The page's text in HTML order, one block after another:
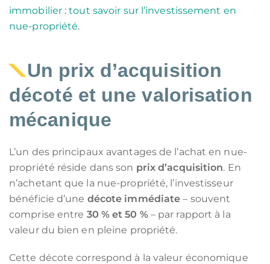
immobilier : tout savoir sur l’investissement en
nue-propriété.
Un prix d’acquisition
décoté et une valorisation
mécanique
L’un des principaux avantages de l’achat en nue-
propriété réside dans son prix d’acquisition. En
n’achetant que la nue-propriété, l’investisseur
bénéficie d’une décote immédiate – souvent
comprise entre 30 % et 50 %– par rapport à la
valeur du bien en pleine propriété.
Cette décote correspond à la valeur économique